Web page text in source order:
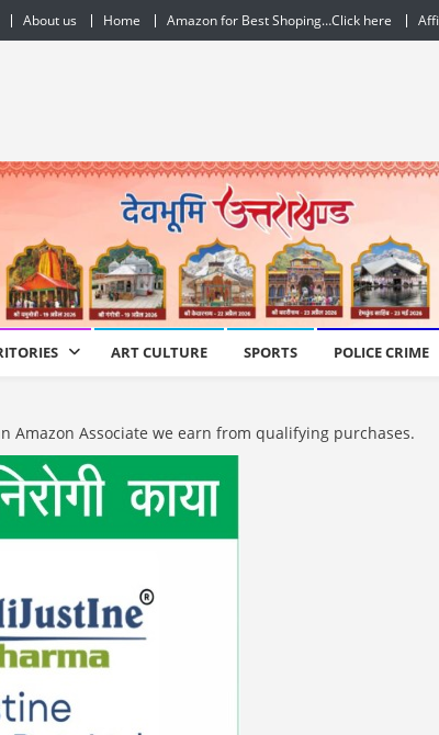
About us Home Amazon for Best Shoping…Click here
ART CULTURE SPORTS POLICE CRIME
Amazon Associate we earn from qualifying purchases.